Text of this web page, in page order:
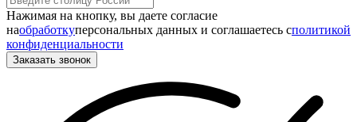
Нажимая на кнопку, вы даете согласие
наобработкуперсональных данных и соглашаетесь cполитикой
конфиденциальности
Заказать звонок